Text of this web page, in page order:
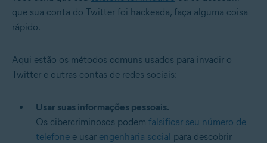
que sua conta do Twitter foi hackeada, faça alguma coisa
rápido.
Aqui estão os métodos comuns usados para invadir o
Twitter e outras contas de redes sociais:
Usar suas informações pessoais.
Os cibercriminosos podem falsificar seu número de
telefone e usar engenharia social para descobrir